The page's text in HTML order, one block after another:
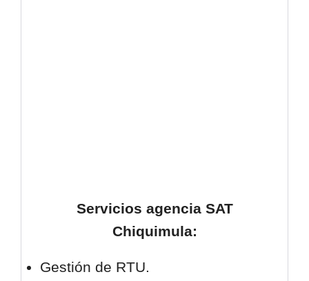
Servicios agencia SAT
Chiquimula:
Gestión de RTU.